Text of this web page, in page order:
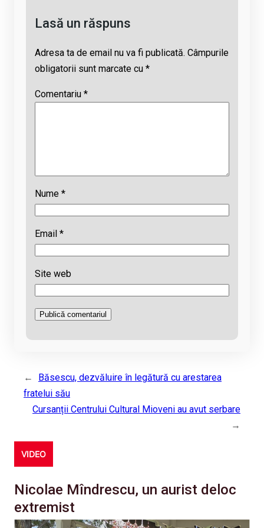
Lasă un răspuns
Adresa ta de email nu va fi publicată. Câmpurile
obligatorii sunt marcate cu *
Comentariu *
Nume *
Email *
Site web
←
Băsescu, dezvăluire în legătură cu arestarea
fratelui său
Cursanții Centrului Cultural Mioveni au avut serbare
→
VIDEO
Nicolae Mîndrescu, un aurist deloc
extremist